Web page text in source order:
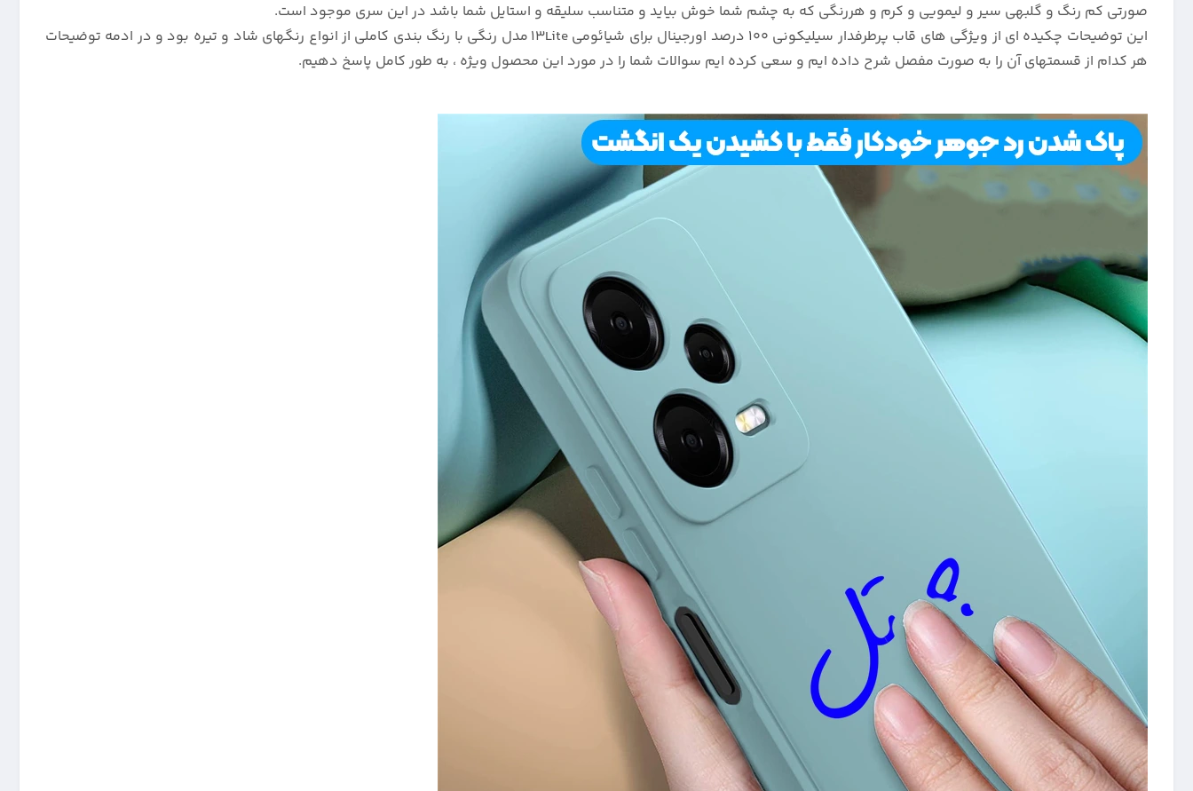
صورتی کم رنگ و گلبهی سیر و لیمویی و کرم و هررنگی که به چشم شما خوش بیاید و متناسب سلیقه و استایل شما باشد در این سری موجود است.
این توضیحات چکیده ای از ویژگی های قاب پرطرفدار سیلیکونی 100 درصد اورجینال برای شیائومی 13Lite مدل رنگی با رنگ بندی کاملی از انواع رنگهای شاد و تیره بود و در ادمه توضیحات
هر کدام از قسمتهای آن را به صورت مفصل شرح داده ایم و سعی کرده ایم سوالات شما را در مورد این محصول ویژه ، به طور کامل پاسخ دهیم.